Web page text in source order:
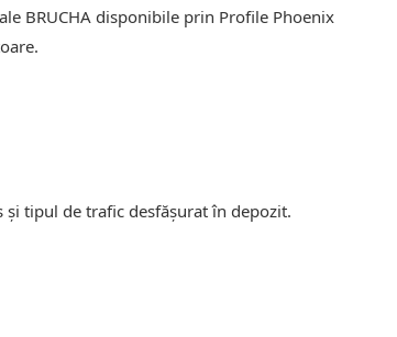
BRUCHA disponibile prin Profile Phoenix
tipul de trafic desfășurat în depozit.